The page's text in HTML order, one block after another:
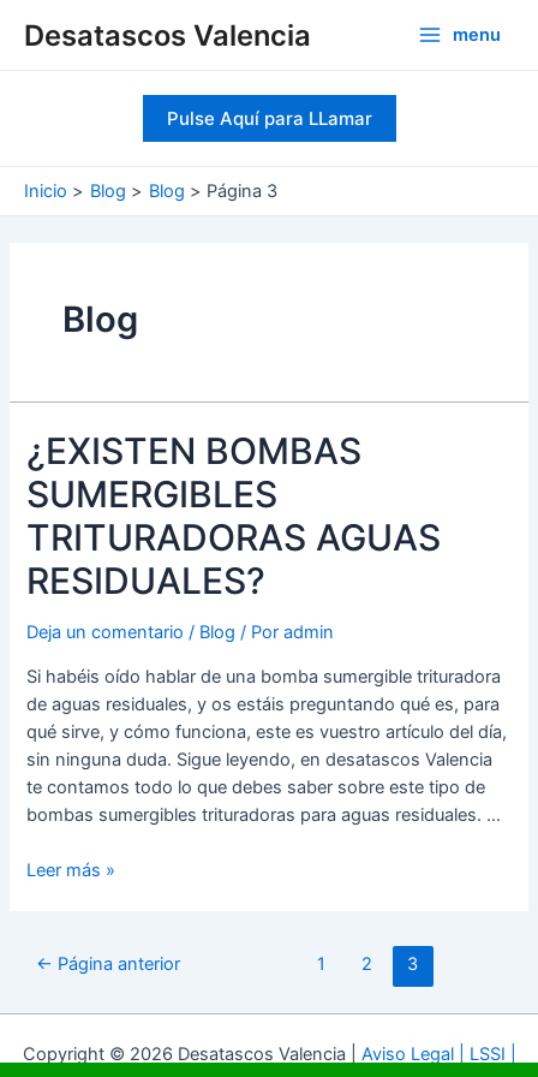
Desatascos Valencia menu
Pulse Aquí para LLamar
Inicio Blog Blog Página 3
Blog
¿EXISTEN BOMBAS
SUMERGIBLES
TRITURADORAS AGUAS
RESIDUALES?
Deja un comentario / Blog / Poradmin
Si habéis oído hablar de una bomba sumergible trituradora
de aguas residuales, y os estáis preguntando qué es, para
qué sirve, y cómo funciona, este es vuestro artículo del día,
sin ninguna duda. Sigue leyendo, en desatascos Valencia
te contamos todo lo que debes saber sobre este tipo de
bombas sumergibles trituradoras para aguas residuales. …
¿EXISTEN
TRITURADORAS
AGUAS
Leer más »
Paginación
entradas
← Página anterior 1 2 3
Copyright © 2026 Desatascos Valencia | Aviso Legal | LSSI |